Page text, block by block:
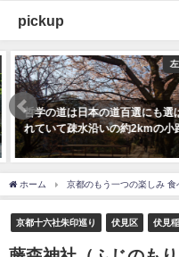
pickup
左京
哲学の道は日本の道百選にも選ば
れていて疎水沿いの約2kmの小路
ホーム 京都のもう一つの楽しみ
京都十六社朱印巡り 伏見区 伏見